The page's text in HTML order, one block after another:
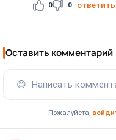
0 0 ответить
Оставить комментарий
😊 Написать
Пожалуйста,